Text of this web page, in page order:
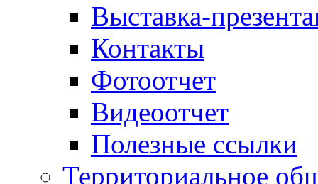
Выставка-
Контакты
Фотоотчет
Видеоотчет
Полезные ссылки
Территориальное